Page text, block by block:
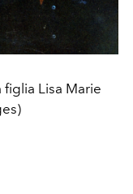
figlia Lisa Marie